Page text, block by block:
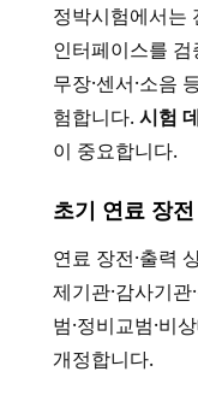
정박시험에서는
인터페이스를 검
무장·센서·소음
험합니다. 시험
이 중요합니다.
초기 연료 장
연료 장전·출력
제기관·감사기
범·정비교범·비
개정합니다.